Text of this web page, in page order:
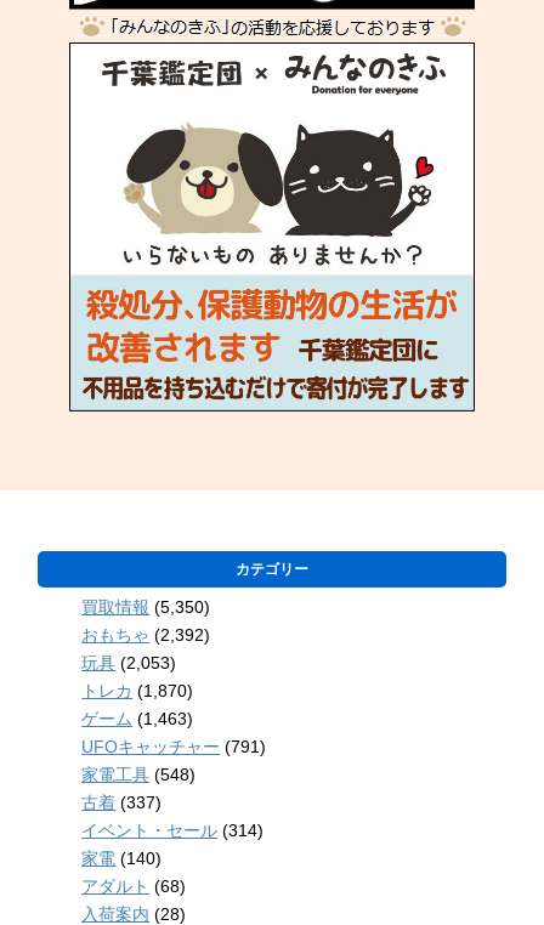
カテゴリー
買取情報 (5,350)
おもちゃ (2,392)
玩具 (2,053)
トレカ (1,870)
ゲーム (1,463)
UFOキャッチャー (791)
家電工具 (548)
古着 (337)
イベント・セール (314)
家電 (140)
アダルト (68)
入荷案内 (28)